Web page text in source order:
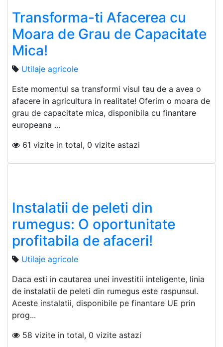
Transforma-ti Afacerea cu
Moara de Grau de Capacitate
Mica!
Utilaje agricole
Este momentul sa transformi visul tau de a avea o
afacere in agricultura in realitate! Oferim o moara de
grau de capacitate mica, disponibila cu finantare
europeana ...
61 vizite in total, 0 vizite astazi
Instalatii de peleti din
rumegus: O oportunitate
profitabila de afaceri!
Utilaje agricole
Daca esti in cautarea unei investitii inteligente, linia
de instalatii de peleti din rumegus este raspunsul.
Aceste instalatii, disponibile pe finantare UE prin
prog...
58 vizite in total, 0 vizite astazi